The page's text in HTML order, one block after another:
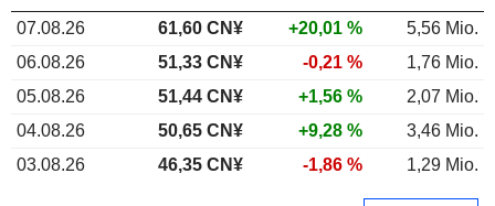
07.08.26
61,60 CN¥ +20,01 %
5,56 Mio.
06.08.26
51,33 CN¥ -0,21 %
1,76 Mio.
05.08.26
51,44 CN¥ +1,56 %
2,07 Mio.
04.08.26
50,65 CN¥ +9,28 %
3,46 Mio.
03.08.26
46,35 CN¥ -1,86 % 1,29 Mio.